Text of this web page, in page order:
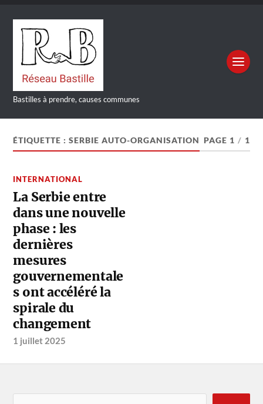
Bastilles à prendre, causes communes
ÉTIQUETTE :SERBIE AUTO-ORGANISATION PAGE 1 / 1
INTERNATIONAL
La Serbie entre
dans une nouvelle
phase : les
dernières
mesures
gouvernementale
s ont accéléré la
spirale du
changement
1 juillet 2025